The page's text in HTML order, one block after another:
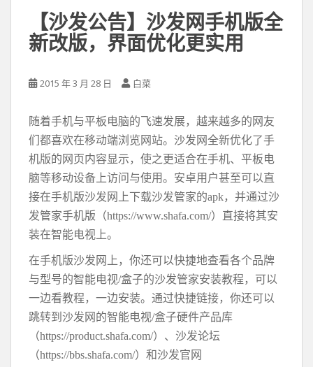
【沙发公告】沙发网手机版全
新改版，界面优化更实用
2015 年 3 月 28 日 白菜
随着手机与平板电脑的飞速发展，越来越多的网友
们都喜欢在移动端浏览网站。沙发网全新优化了手
机版的网页内容显示，使之更适合在手机、平板电
脑等移动设备上访问与使用。安卓用户甚至可以直
接在手机版沙发网上下载沙发管家的apk，并通过沙
发管家手机版（https://www.shafa.com/）直接将其安
装在智能电视上。
在手机版沙发网上，你还可以快捷地查看各个品牌
与型号的智能电视/盒子的沙发管家安装教程，可以
一边看教程，一边安装。通过快捷链接，你还可以
跳转到沙发网的智能电视/盒子硬件产品库
（https://product.shafa.com/）、沙发论坛
（https://bbs.shafa.com/）和沙发官网